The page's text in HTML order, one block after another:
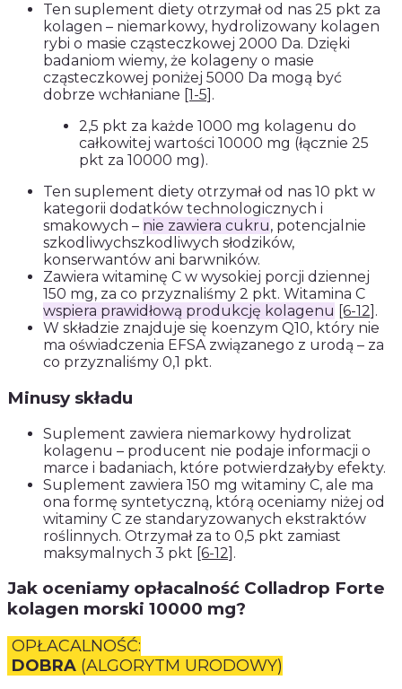
Ten suplement diety otrzymał od nas 25 pkt za
kolagen – niemarkowy, hydrolizowany kolagen
rybi o masie cząsteczkowej 2000 Da. Dzięki
badaniom wiemy, że kolageny o masie
cząsteczkowej poniżej 5000 Da mogą być
dobrze wchłaniane [1-5] .
2,5 pkt za każde 1000 mg kolagenu do
całkowitej wartości 10000 mg (łącznie 25
pkt za 10000 mg).
Ten suplement diety otrzymał od nas 10 pkt w
kategorii dodatków technologicznych i
smakowych – nie zawiera cukru, potencjalnie
szkodliwychszkodliwych słodzików,
konserwantów ani barwników.
Zawiera witaminę C w wysokiej porcji dziennej
150 mg, za co przyznaliśmy 2 pkt. Witamina C
wspiera prawidłową produkcję kolagenu [6-12] .
W składzie znajduje się koenzym Q10, który nie
ma oświadczenia EFSA związanego z urodą – za
co przyznaliśmy 0,1 pkt.
Minusy składu
Suplement zawiera niemarkowy hydrolizat
kolagenu – producent nie podaje informacji o
marce i badaniach, które potwierdzałyby efekty.
Suplement zawiera 150 mg witaminy C, ale ma
ona formę syntetyczną, którą oceniamy niżej od
witaminy C ze standaryzowanych ekstraktów
roślinnych. Otrzymał za to 0,5 pkt zamiast
maksymalnych 3 pkt [6-12] .
Jak oceniamy opłacalność Colladrop Forte
kolagen morski 10000 mg?
OPŁACALNOŚĆ:
DOBRA (ALGORYTM URODOWY)